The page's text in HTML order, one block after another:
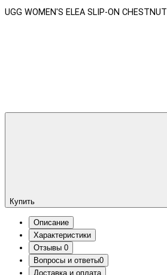
UGG WOMEN'S ELEA SLIP-ON CHESTNUT
Купить
Описание
Характеристики
Отзывы 0
Вопросы и ответы0
Доставка и оплата